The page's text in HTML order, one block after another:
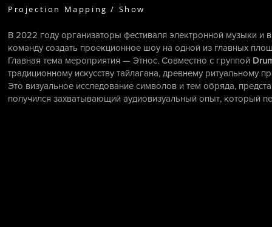
Projection Mapping / Show
В 2022 году организаторы фестиваля электронной музыки и
команду создать проекционное шоу на одной из главных
Главная тема мероприятия — Этнос. Совместно с группой
традиционному искусству тайлагана, древнему ритуальному
Это визуальное исследование символов и тем обряда,
получился захватывающий аудиовизуальный опыт, который